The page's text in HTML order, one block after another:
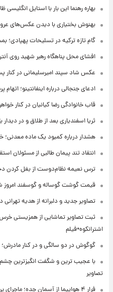
بهاره رهنما این بار با استایل
بهنوش بختیاری با دیدن عکس‌های
گام تازه ترکیه در تسلیحات
افشای محل پناهگاه‌ رهبر شهید روی
عکس شاد سپند امیرسلیمانی در کنار
ادعای جنجالی درباره اینفانتینو؛
قاب خانوادگی رضا کیانیان در کنار
ثریا اسفندیاری بعد از طلاق و در دیدار
هشدار درباره کمبود یک ماده معدنی؛
انتقاد تند پیمان طالبی از مسئولان
ترس نعیمه نظام‌دوست از بغل کردن
قیمت گوشت گوساله و گوسفند امروز شنبه ۱۷ مرداد
تصاویر جدید و دلبرانه از هدیه
ثبت تصاویر تماشایی از همزیستی
اشترانکوه+فیلم
گوگوش در دو سالگی و در کنار مادرش؛
با عجیب ترین و شگفت انگیزترین
تصاویر
فرار ۴ هواپیما از آسمان جده؛ ماجرای پروازهای مشکوک چیست؟